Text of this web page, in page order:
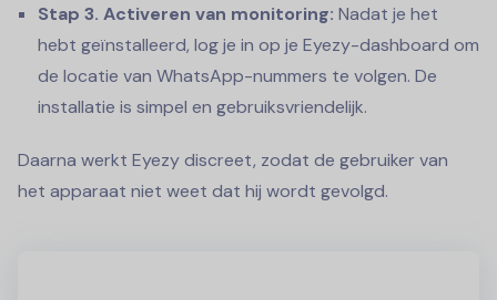
Stap 3. Activeren van monitoring: Nadat je het
hebt geïnstalleerd, log je in op je Eyezy-dashboard om
de locatie van WhatsApp-nummers te volgen. De
installatie is simpel en gebruiksvriendelijk.
Daarna werkt Eyezy discreet, zodat de gebruiker van
het apparaat niet weet dat hij wordt gevolgd.